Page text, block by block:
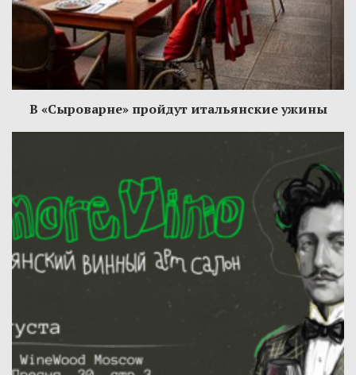
В «Сыроварне» пройдут итальянские ужины